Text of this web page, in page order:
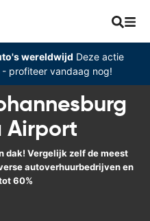
wereldwijd Deze actie
profiteer vandaag nog!
Airport
dak! Vergelijk zelf de meest
autoverhuurbedrijven en
60%